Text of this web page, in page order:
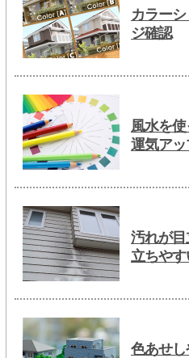
カラー
ジ確認
風水を
運気アッ
汚れが目
立ちや
色あせし